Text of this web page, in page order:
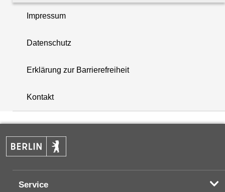
+
−
Impressum
Datenschutz
Erklärung zur Barrierefreiheit
Kontakt
Service